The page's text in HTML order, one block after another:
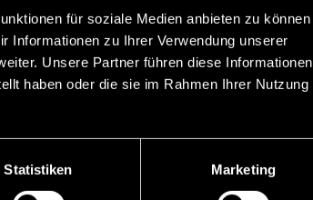
für soziale Medien anbieten zu können
Informationen zu Ihrer Verwendung unserer
Unsere Partner führen diese Informationen
haben oder die sie im Rahmen Ihrer Nutzung
Statistiken Marketing